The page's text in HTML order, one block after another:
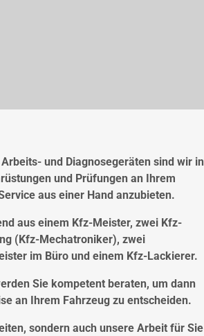
und Diagnosegeräten sind wir in
und Prüfungen an Ihrem
aus einer Hand anzubieten.
aus einem Kfz-Meister, zwei Kfz-
(Kfz-Mechatroniker), zwei
im Büro und einem Kfz-Lackierer.
Sie kompetent beraten, um dann
an Ihrem Fahrzeug zu entscheiden.
sondern auch unsere Arbeit für Sie